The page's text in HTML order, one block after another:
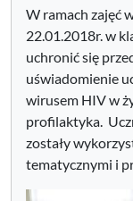
W ramach zajęć
22.01.2018r. w
uchronić się
uświadomienie
wirusem HIV w
profilaktyka.
zostały
tematycznymi i